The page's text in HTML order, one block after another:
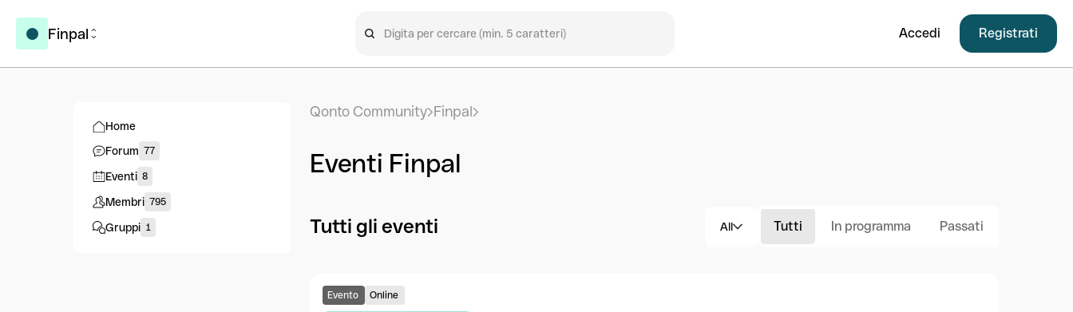
Finpal Accedi Registrati
Home
Forum 77
Eventi 8
Membri 795
Gruppi 1
Qonto Community Finpal
Eventi Finpal
Tutti gli eventi All Tutti In programma Passati
Evento Online